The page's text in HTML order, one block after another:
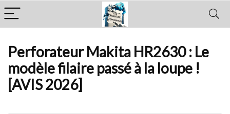
Perforateur Makita HR2630 : Le
modèle filaire passé à la loupe !
[AVIS 2026]